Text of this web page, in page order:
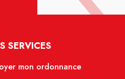
SERVICES
mon ordonnance